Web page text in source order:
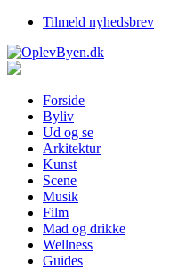
Tilmeld nyhedsbrev
Forside
Byliv
Ud og se
Arkitektur
Kunst
Scene
Musik
Film
Mad og drikke
Wellness
Guides